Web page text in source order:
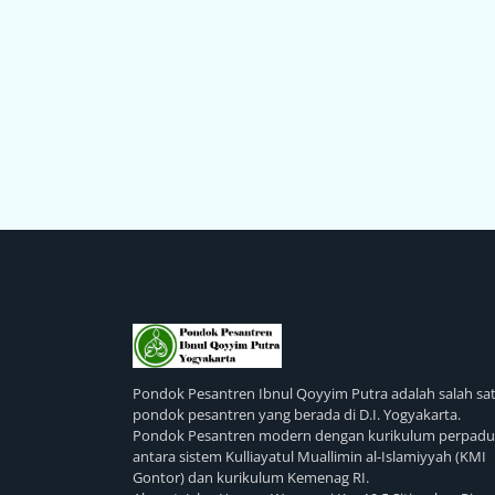
Pondok Pesantren Ibnul Qoyyim Putra adalah salah
pondok pesantren yang berada di D.I. Yogyakarta.
Pondok Pesantren modern dengan kurikulum
antara sistem Kulliayatul Muallimin al-Islamiyyah (KMI
Gontor) dan kurikulum Kemenag RI.